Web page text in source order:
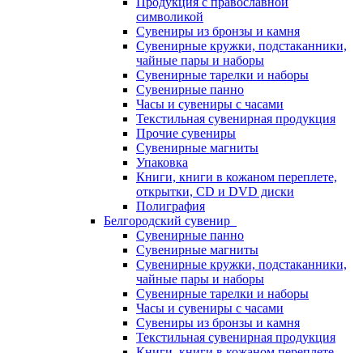
символикой
Сувениры из бронзы и камня
Сувенирные кружки, подстаканники,
чайные пары и наборы
Сувенирные тарелки и наборы
Сувенирные панно
Часы и сувениры с часами
Текстильная сувенирная продукция
Прочие сувениры
Сувенирные магниты
Упаковка
Книги, книги в кожаном переплете,
открытки, CD и DVD диски
Полиграфия
Белгородский сувенир
Сувенирные панно
Сувенирные магниты
Сувенирные кружки, подстаканники,
чайные пары и наборы
Сувенирные тарелки и наборы
Часы и сувениры с часами
Сувениры из бронзы и камня
Текстильная сувенирная продукция